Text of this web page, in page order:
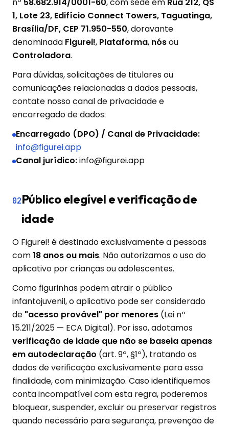
1, Lote 23, Edifício Connect Towers, Taguatinga,
Brasília/DF, CEP 71.950-550, doravante
denominada Figurei!, Plataforma, nósou
Controladora.
Para dúvidas, solicitações de titulares ou
comunicações relacionadas a dados pessoais,
contate nosso canal de privacidade e
encarregado de dados:
Encarregado (DPO) / Canal de Privacidade:
info@figurei.app
Canal jurídico:info@figurei.app
02Público elegível e verificação de
idade
O Figurei! é destinado exclusivamente a pessoas
com18 anos ou mais. Não autorizamos o uso do
aplicativo por crianças ou adolescentes.
Como figurinhas podem atrair o público
infantojuvenil, o aplicativo pode ser considerado
de "acesso provável" por menores (Lei nº
15.211/2025 — ECA Digital). Por isso, adotamos
verificação de idade que não se baseia apenas
em autodeclaração (art. 9º, §1º), tratando os
dados de verificação exclusivamente para essa
finalidade, com minimização. Caso identifiquemos
conta incompatível com esta regra, poderemos
bloquear, suspender, excluir ou preservar registros
quando necessário para segurança, prevenção de